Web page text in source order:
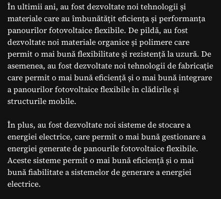
În ultimii ani, au fost dezvoltate noi tehnologii și
materiale care au îmbunătățit eficiența și performanța
panourilor fotovoltaice flexibile. De pildă, au fost
dezvoltate noi materiale organice și polimere care
permit o mai bună flexibilitate și rezistență la uzură. De
asemenea, au fost dezvoltate noi tehnologii de fabricație
care permit o mai bună eficiență și o mai bună integrare
a panourilor fotovoltaice flexibile în clădirile și
structurile mobile.
În plus, au fost dezvoltate noi sisteme de stocare a
energiei electrice, care permit o mai bună gestionare a
energiei generate de panourile fotovoltaice flexibile.
Aceste sisteme permit o mai bună eficiență și o mai
bună fiabilitate a sistemelor de generare a energiei
electrice.